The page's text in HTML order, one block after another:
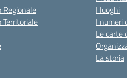
Regionale
Territoriale
I luoghi
I numeri
Le carte
La storia